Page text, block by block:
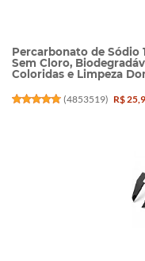
Percarbonato de Sódio
Sem Cloro,
Coloridas e Limpeza
(4853519) R$